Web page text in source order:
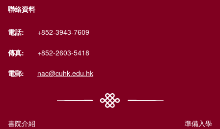
聯絡資料
電話: +852-3943-7609
傳真: +852-2603-5418
電郵: nac@cuhk.edu.hk
書院介紹 準備入學